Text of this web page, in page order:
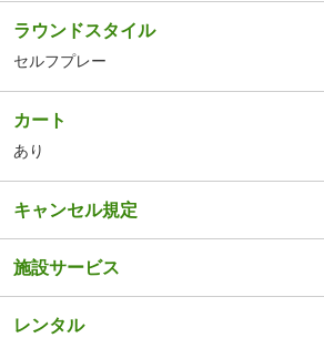
ラウンドスタイル
セルフプレー
カート
あり
キャンセル規定
施設サービス
レンタル